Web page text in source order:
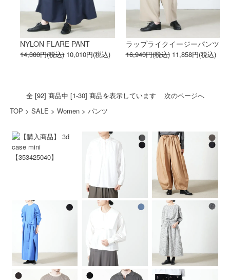
NYLON FLARE PANT
14,300円(税込) 10,010円(税込)
ラップライクイージーパンツ
16,940円(税込) 11,858円(税込)
全 [92] 商品中 [1-30] 商品を表示しています 次のページへ
TOP > SALE > Women> パンツ